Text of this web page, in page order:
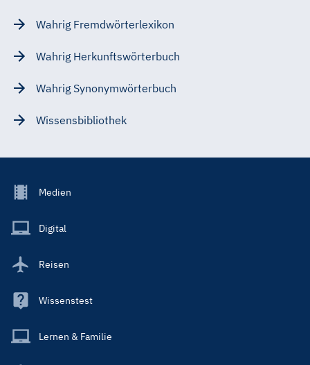
Wahrig Fremdwörterlexikon
Wahrig Herkunftswörterbuch
Wahrig Synonymwörterbuch
Wissensbibliothek
Footer
Main
Medien
Digital
Reisen
Wissenstest
Lernen & Familie